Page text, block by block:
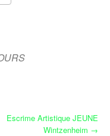
Escrime Artistique JEUNE
Wintzenheim →